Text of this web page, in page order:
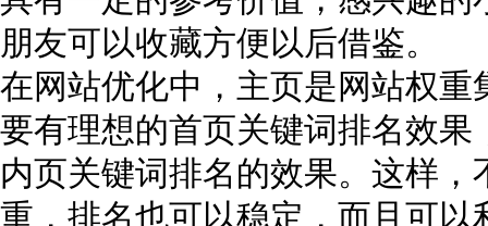
朋友可以收藏方便以后借鉴。
在网站优化中，主页是网站权
要有理想的首页关键词排名效
内页关键词排名的效果。这样
重，排名也可以稳定，而且可